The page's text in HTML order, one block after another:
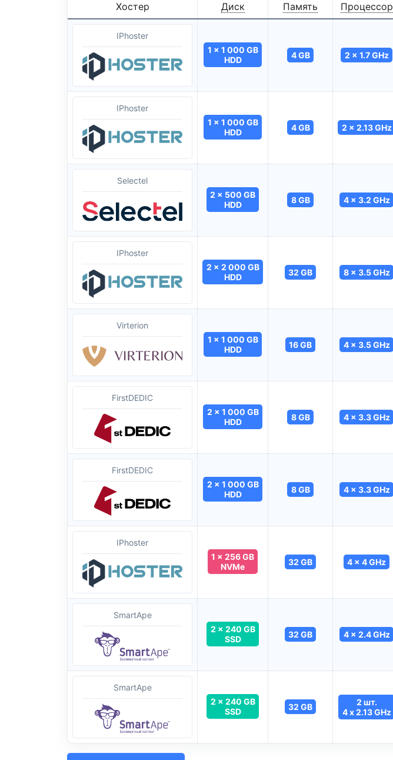
Хостер Диск Память Процессор
IPhoster
1 x 1 000 GB
HDD
4 GB
2 x 1.7 GHz
IPhoster
1 x 1 000 GB
HDD
4 GB
2 x 2.13 GHz
Selectel
2 x 500 GB
HDD
8 GB
4 x 3.2 GHz
IPhoster
2 x 2 000 GB
HDD
32 GB
8 x 3.5 GHz
Virterion
1 x 1 000 GB
HDD
16 GB 4 x 3.5 GHz
FirstDEDIC
2 x 1 000 GB
HDD
8 GB 4 x 3.3 GHz
FirstDEDIC
2 x 1 000 GB
HDD
8 GB 4 x 3.3 GHz
IPhoster
1 x 256 GB
NVMe
32 GB
4 x 4 GHz
SmartApe
2 x 240 GB
SSD
32 GB
4 x 2.4 GHz
SmartApe
2 x 240 GB
SSD
32 GB
2 шт.
4 x 2.13 GHz